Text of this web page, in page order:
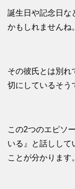
誕生日や記念日な
かもしれませんね。
その彼氏とは別れ
切にしているそう
この2つのエピソ
いる』と話しして
ことが分かります。